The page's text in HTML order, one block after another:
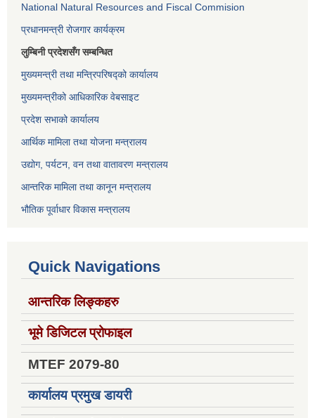
National Natural Resources and Fiscal Commision
प्रधानमन्त्री रोजगार कार्यक्रम
लुम्बिनी प्रदेशसँग सम्बन्धित
मुख्यमन्त्री तथा मन्त्रिपरिषद्को कार्यालय
मुख्यमन्त्रीको आधिकारिक वेबसाइट
प्रदेश सभाको कार्यालय
आर्थिक मामिला तथा योजना मन्त्रालय
उद्योग, पर्यटन, वन तथा वातावरण मन्त्रालय
आन्तरिक मामिला तथा कानून मन्त्रालय
भौतिक पूर्वाधार विकास मन्त्रालय
Quick Navigations
आन्तरिक लिङ्कहरु
भूमे डिजिटल प्रोफाइल
MTEF 2079-80
कार्यालय प्रमुख डायरी